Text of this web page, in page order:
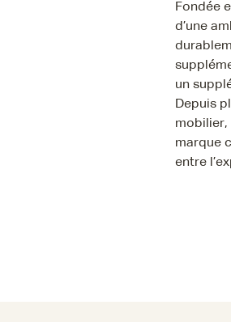
Fondée
d’une
un
Depuis
mobilier,
marque
entre